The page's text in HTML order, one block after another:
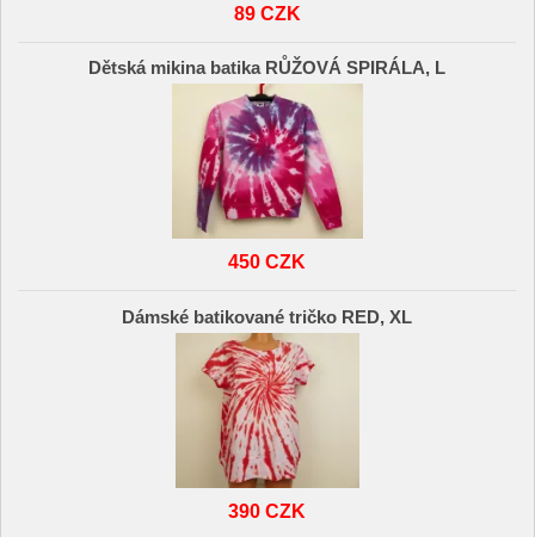
89 CZK
Dětská mikina batika RŮŽOVÁ SPIRÁLA, L
450 CZK
Dámské batikované tričko RED, XL
390 CZK